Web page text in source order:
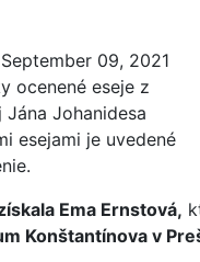
September 09, 2021
ocenené eseje z
Jána Johanidesa
esejami je uvedené
Ema Ernstová,
Konštantínova v